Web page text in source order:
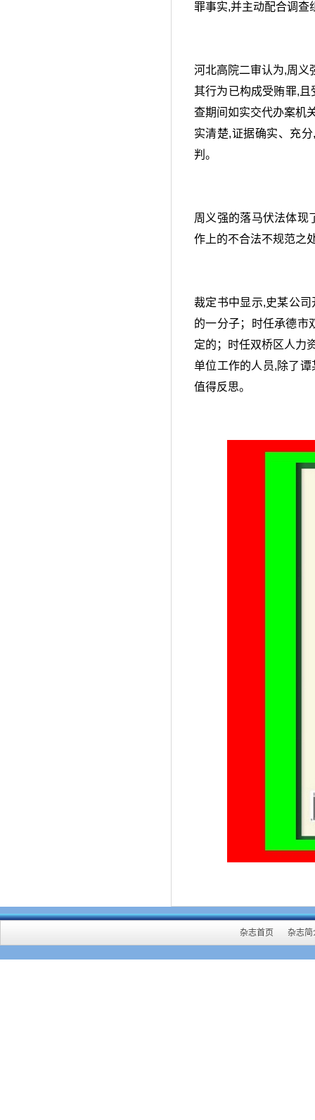
罪事实,并主动配合调查
河北高院二审认为,周义
其行为已构成受贿罪,
查期间如实交代办案机
实清楚,证据确实、充
判。
周义强的落马伏法体现
作上的不合法不规范之
裁定书中显示,史某公
的一分子；时任承德市
定的；时任双桥区人力
单位工作的人员,除了
值得反思。
杂志首页 杂志简